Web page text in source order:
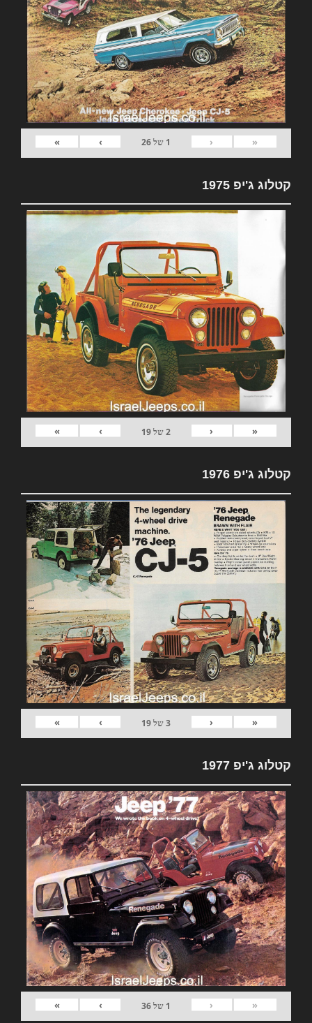
«
‹
1 של26
›
»
קטלוג ג'יפ 1975
«
‹
2של19
›
»
קטלוג ג'יפ 1976
«
‹
3של19
›
»
קטלוג ג'יפ 1977
«
‹
1 של36
›
»